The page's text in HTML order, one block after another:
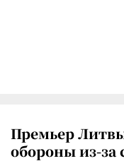
Премьер
обороны из-за